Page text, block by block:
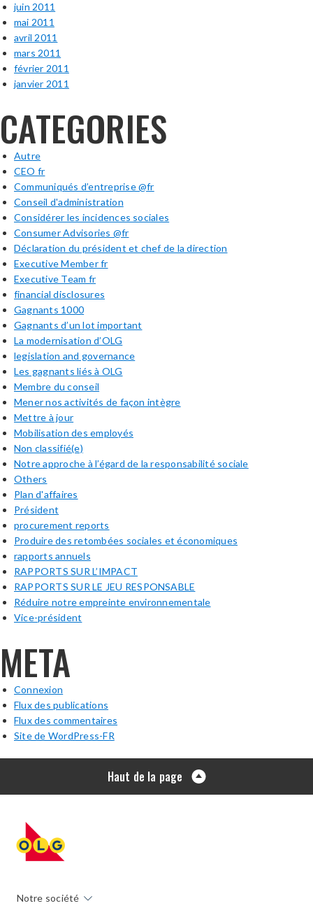
juin 2011
mai 2011
avril 2011
mars 2011
février 2011
janvier 2011
CATEGORIES
Autre
CEO fr
Communiqués d’entreprise @fr
Conseil d'administration
Considérer les incidences sociales
Consumer Advisories @fr
Déclaration du président et chef de la direction
Executive Member fr
Executive Team fr
financial disclosures
Gagnants 1000
Gagnants d’un lot important
La modernisation d’OLG
legislation and governance
Les gagnants liés à OLG
Membre du conseil
Mener nos activités de façon intègre
Mettre à jour
Mobilisation des employés
Non classifié(e)
Notre approche à l’égard de la responsabilité sociale
Others
Plan d'affaires
Président
procurement reports
Produire des retombées sociales et économiques
rapports annuels
RAPPORTS SUR L’IMPACT
RAPPORTS SUR LE JEU RESPONSABLE
Réduire notre empreinte environnementale
Vice-président
META
Connexion
Flux des publications
Flux des commentaires
Site de WordPress-FR
Haut de la page
Notre société